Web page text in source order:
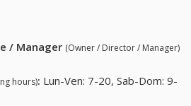
/ Manager (Owner / Director / Manager)
hours): Lun-Ven: 7-20, Sab-Dom: 9-